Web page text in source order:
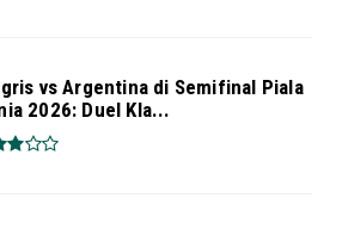
vs Argentina di Semifinal Piala
2026: Duel Kla...